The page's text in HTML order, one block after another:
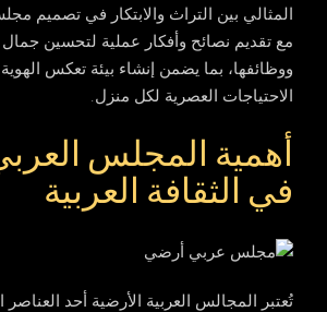
المثالي بين التراث والابتكار في تصميم
مع تقديم نصائح وأفكار عملية لتحسين
ووظائفها، بما يضمن إنشاء بيئة تعكس الهوية
الاحتياجات العصرية لكل منزل.
أهمية المجلس
في الثقافة العربية
تُعتبر المجالس العربية الأرضية أحد العناصر